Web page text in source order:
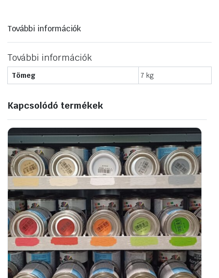
További információk
További információk
Tömeg 7 kg
Kapcsolódó termékek